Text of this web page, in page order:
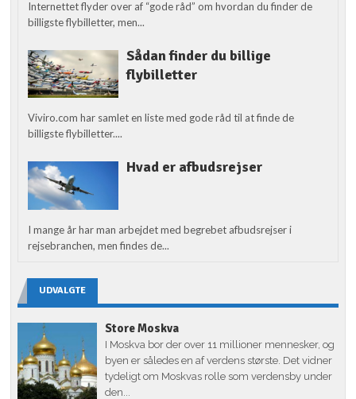
Internettet flyder over af “gode råd” om hvordan du finder de
billigste flybilletter, men...
Sådan finder du billige
flybilletter
Viviro.com har samlet en liste med gode råd til at finde de
billigste flybilletter....
Hvad er afbudsrejser
I mange år har man arbejdet med begrebet afbudsrejser i
rejsebranchen, men findes de...
UDVALGTE
Store Moskva
I Moskva bor der over 11 millioner mennesker, og
byen er således en af verdens største. Det vidner
tydeligt om Moskvas rolle som verdensby under
den...